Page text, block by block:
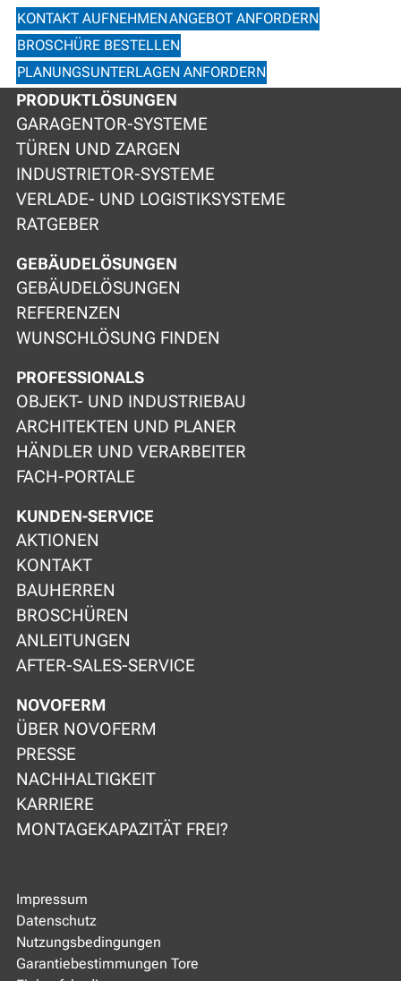
KONTAKT AUFNEHMENANGEBOT ANFORDERN
BROSCHÜRE BESTELLEN
PLANUNGSUNTERLAGEN ANFORDERN
PRODUKTLÖSUNGEN
GARAGENTOR-SYSTEME
TÜREN UND ZARGEN
INDUSTRIETOR-SYSTEME
VERLADE- UND LOGISTIKSYSTEME
RATGEBER
GEBÄUDELÖSUNGEN
GEBÄUDELÖSUNGEN
REFERENZEN
WUNSCHLÖSUNG FINDEN
PROFESSIONALS
OBJEKT- UND INDUSTRIEBAU
ARCHITEKTEN UND PLANER
HÄNDLER UND VERARBEITER
FACH-PORTALE
KUNDEN-SERVICE
AKTIONEN
KONTAKT
BAUHERREN
BROSCHÜREN
ANLEITUNGEN
AFTER-SALES-SERVICE
NOVOFERM
ÜBER NOVOFERM
PRESSE
NACHHALTIGKEIT
KARRIERE
MONTAGEKAPAZITÄT FREI?
Impressum
Datenschutz
Nutzungsbedingungen
Garantiebestimmungen Tore